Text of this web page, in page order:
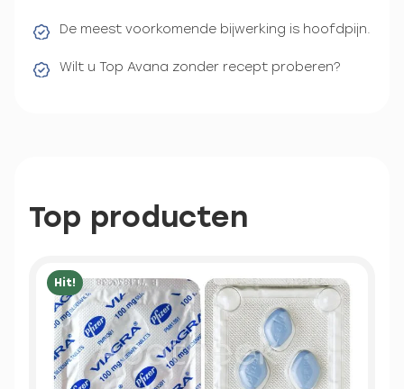
De meest voorkomende bijwerking is hoofdpijn.
Wilt u Top Avana zonder recept proberen?
Top producten
Hit!